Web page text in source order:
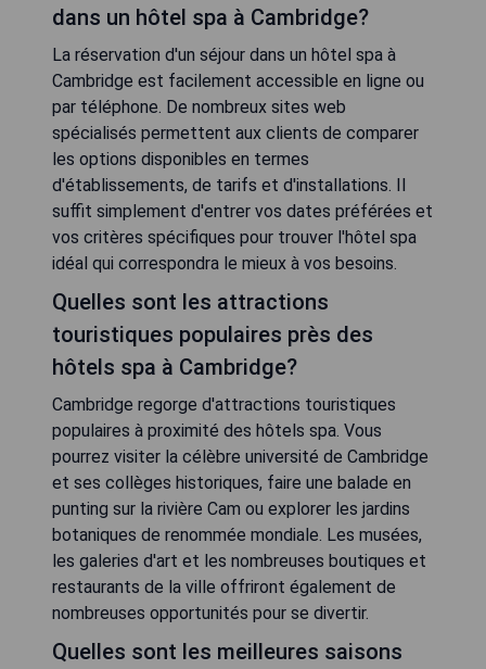
dans un hôtel spa à Cambridge?
La réservation d'un séjour dans un hôtel spa à
Cambridge est facilement accessible en ligne ou
par téléphone. De nombreux sites web
spécialisés permettent aux clients de comparer
les options disponibles en termes
d'établissements, de tarifs et d'installations. Il
suffit simplement d'entrer vos dates préférées et
vos critères spécifiques pour trouver l'hôtel spa
idéal qui correspondra le mieux à vos besoins.
Quelles sont les attractions
touristiques populaires près des
hôtels spa à Cambridge?
Cambridge regorge d'attractions touristiques
populaires à proximité des hôtels spa. Vous
pourrez visiter la célèbre université de Cambridge
et ses collèges historiques, faire une balade en
punting sur la rivière Cam ou explorer les jardins
botaniques de renommée mondiale. Les musées,
les galeries d'art et les nombreuses boutiques et
restaurants de la ville offriront également de
nombreuses opportunités pour se divertir.
Quelles sont les meilleures saisons